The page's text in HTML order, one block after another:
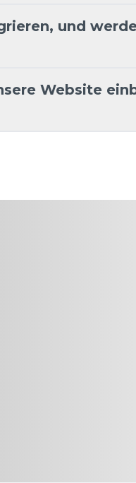
und
Website